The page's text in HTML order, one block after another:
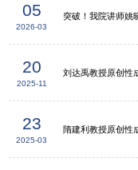
05
2026-03
20
2025-11
23
2025-03